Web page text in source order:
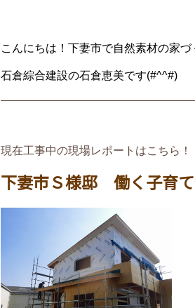
こんにちは！下妻市で自然素材の家づ
石倉綜合建設の石倉恵美です(#^^#)
現在工事中の現場レポートはこちら！
下妻市Ｓ様邸 働く子育て